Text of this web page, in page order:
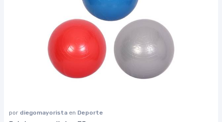
por diegomayorista en Deporte